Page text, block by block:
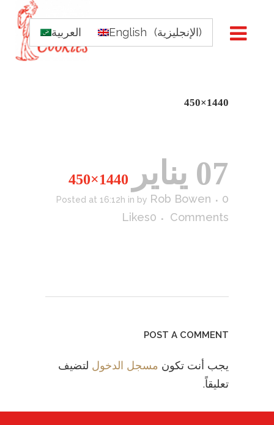
العربية English (الإنجليزية)
1440×450
07 يناير
Posted at 16:12h in by Rob Bowen
0
Comments
0
Likes
POST A COMMENT
يجب أنت تكون مسجل الدخول لتضيف
تعليقاً.